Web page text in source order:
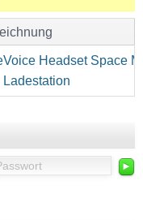
►
Headset Space
Ladestation